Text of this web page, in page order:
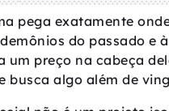
pega exatamente
do passado e
um preço na cabeça
busca algo além de